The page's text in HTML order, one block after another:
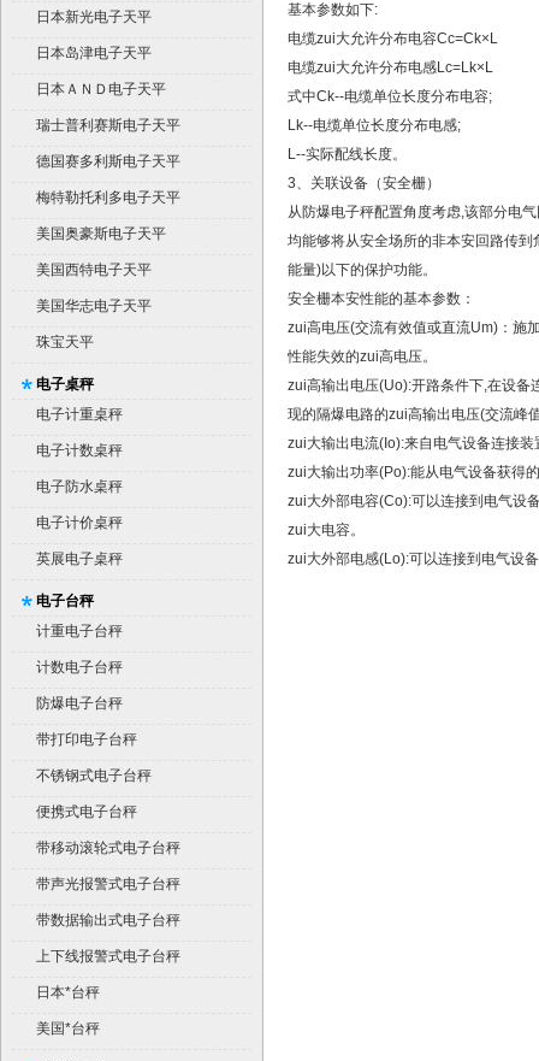
日本新光电子天平
日本岛津电子天平
日本ＡＮＤ电子天平
瑞士普利赛斯电子天平
德国赛多利斯电子天平
梅特勒托利多电子天平
美国奥豪斯电子天平
美国西特电子天平
美国华志电子天平
珠宝天平
电子桌秤
电子计重桌秤
电子计数桌秤
电子防水桌秤
电子计价桌秤
英展电子桌秤
电子台秤
计重电子台秤
计数电子台秤
防爆电子台秤
带打印电子台秤
不锈钢式电子台秤
便携式电子台秤
带移动滚轮式电子台秤
带声光报警式电子台秤
带数据输出式电子台秤
上下线报警式电子台秤
日本*台秤
美国*台秤
基本参数如下:
电缆zui大允许分布电容Cc=Ck×L
电缆zui大允许分布电感Lc=Lk×L
式中Ck--电缆单位长度分布电容;
Lk--电缆单位长度分布电感;
L--实际配线长度。
3、关联设备（安全栅）
从防爆电子秤配置角度考虑,该部分电
均能够将从安全场所的非本安回路传
能量)以下的保护功能。
安全栅本安性能的基本参数：
zui高电压(交流有效值或直流Um)：施
性能失效的zui高电压。
zui高输出电压(Uo):开路条件下,在设
现的隔爆电路的zui高输出电压(交流峰
zui大输出电流(Io):来自电气设备连接
zui大输出功率(Po):能从电气设备获得
zui大外部电容(Co):可以连接到电气设
zui大电容。
zui大外部电感(Lo):可以连接到电气设